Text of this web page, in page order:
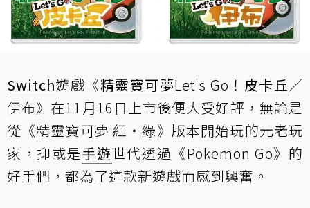
Switch遊戲《精靈寶可夢Let's Go！ 皮卡丘／
伊布》在11月16日上市後便大受好評，無論是
從《精靈寶可夢 紅‧綠》版本開始玩的元老玩
家，抑或是手遊世代透過《Pokemon Go》的
好手們，都為了這款新遊戲而感到興奮。